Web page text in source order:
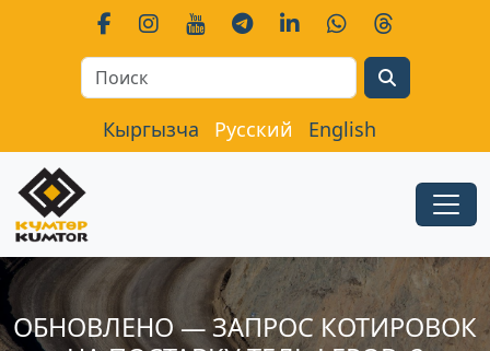
Кыргызча Русский English
ОБНОВЛЕНО — ЗАПРОС КОТИРОВОК